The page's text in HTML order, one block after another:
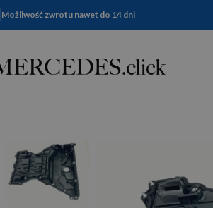
Możliwość zwrotu nawet do 14 dni